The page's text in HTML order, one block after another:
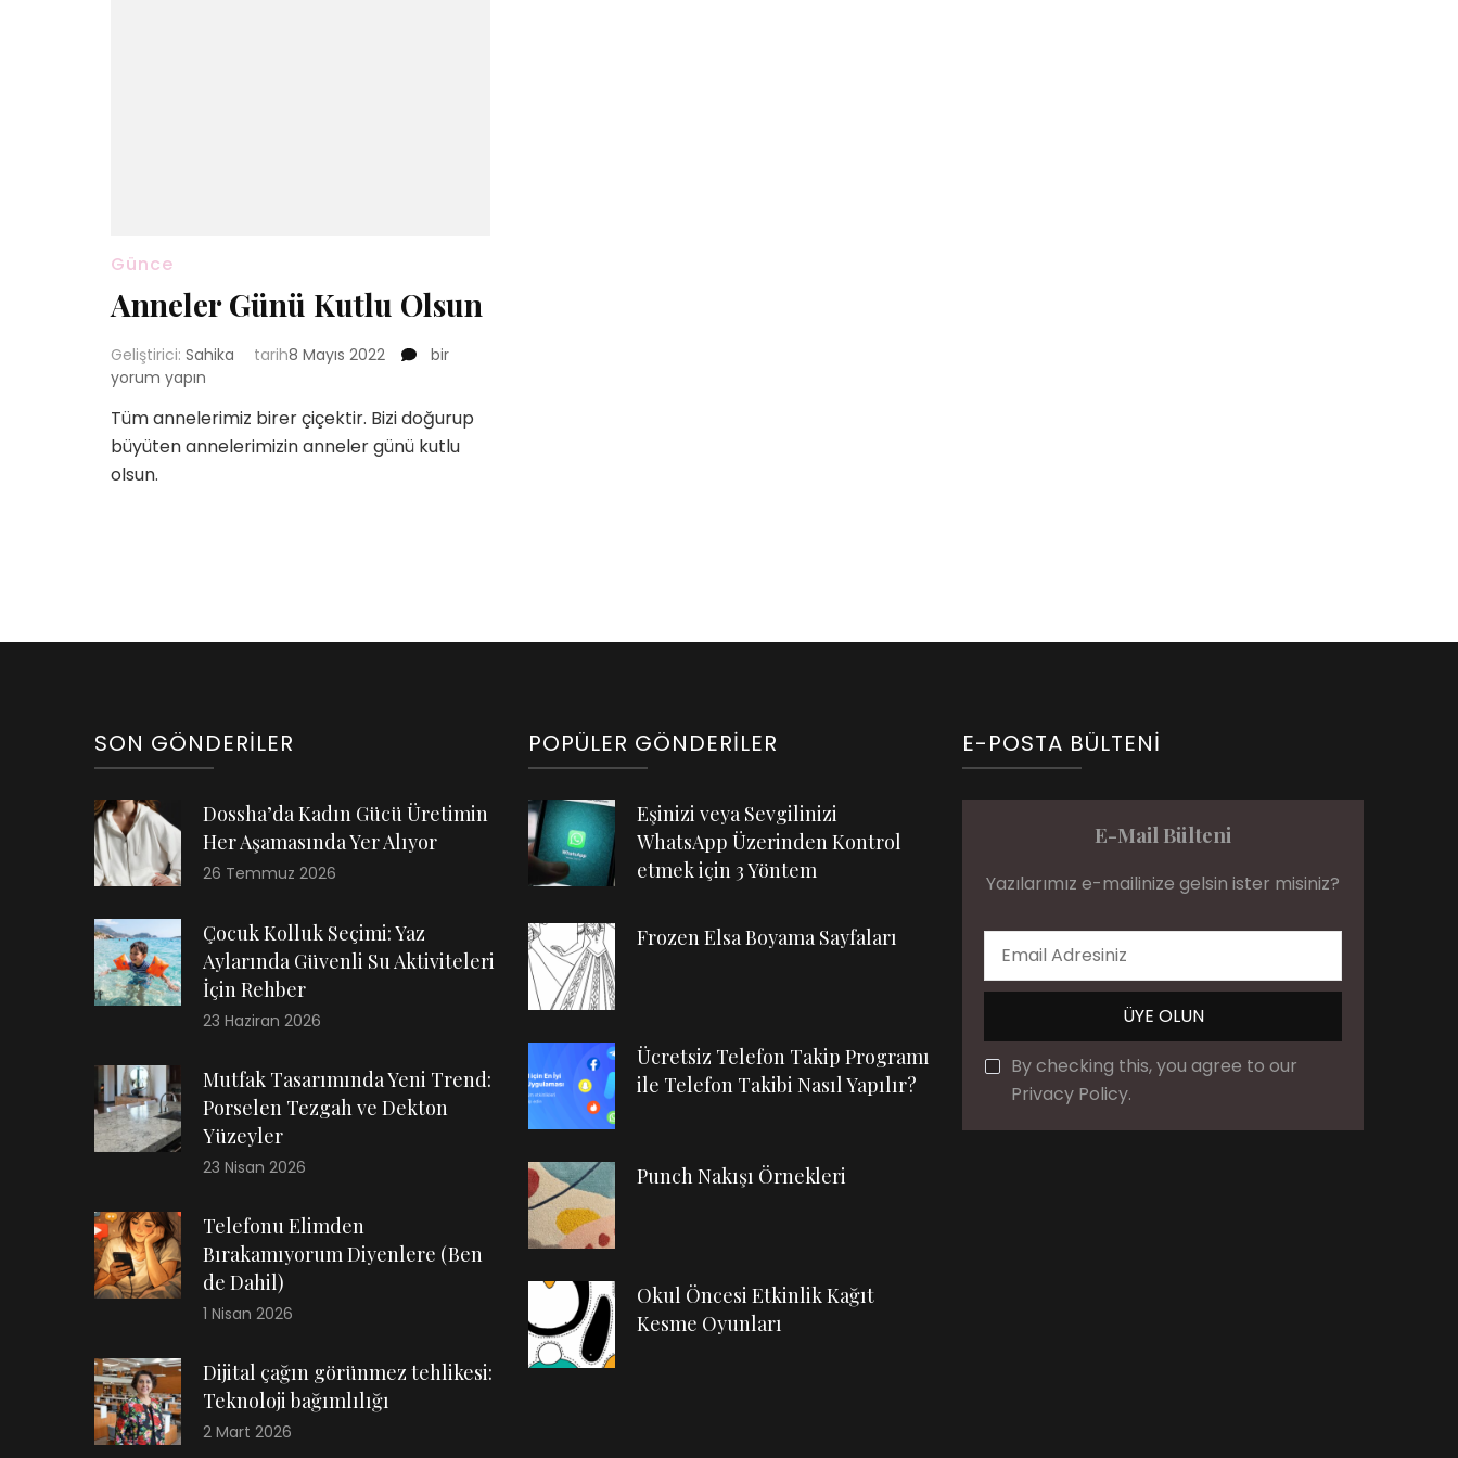
Günce
Anneler Günü Kutlu Olsun
Geliştirici: Sahika tarih8 Mayıs 2022
Anneler
Olsun
için
bir
yorum yapın
Tüm annelerimiz birer çiçektir. Bizi doğurup
büyüten annelerimizin anneler günü kutlu
olsun.
SON GÖNDERILER
Dossha’da Kadın Gücü Üretimin
Her Aşamasında Yer Alıyor
26 Temmuz 2026
Çocuk Kolluk Seçimi: Yaz
Aylarında Güvenli Su Aktiviteleri
İçin Rehber
23 Haziran 2026
Mutfak Tasarımında Yeni Trend:
Porselen Tezgah ve Dekton
Yüzeyler
23 Nisan 2026
Telefonu Elimden
Bırakamıyorum Diyenlere (Ben
de Dahil)
1 Nisan 2026
Dijital çağın görünmez tehlikesi:
Teknoloji bağımlılığı
2 Mart 2026
POPÜLER GÖNDERILER
Eşinizi veya Sevgilinizi
WhatsApp Üzerinden Kontrol
etmek için 3 Yöntem
Frozen Elsa Boyama Sayfaları
Ücretsiz Telefon Takip Programı
ile Telefon Takibi Nasıl Yapılır?
Punch Nakışı Örnekleri
Okul Öncesi Etkinlik Kağıt
Kesme Oyunları
E-POSTA BÜLTENI
E-Mail Bülteni
Yazılarımız e-mailinize gelsin ister misiniz?
By checking this, you agree to our
Privacy Policy.